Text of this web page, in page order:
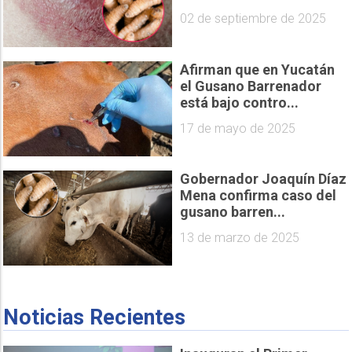
02 de septiembre de 2025
Afirman que en Yucatán
el Gusano Barrenador
está bajo contro...
17 de mayo de 2025
Gobernador Joaquín Díaz
Mena confirma caso del
gusano barren...
13 de marzo de 2025
Noticias Recientes